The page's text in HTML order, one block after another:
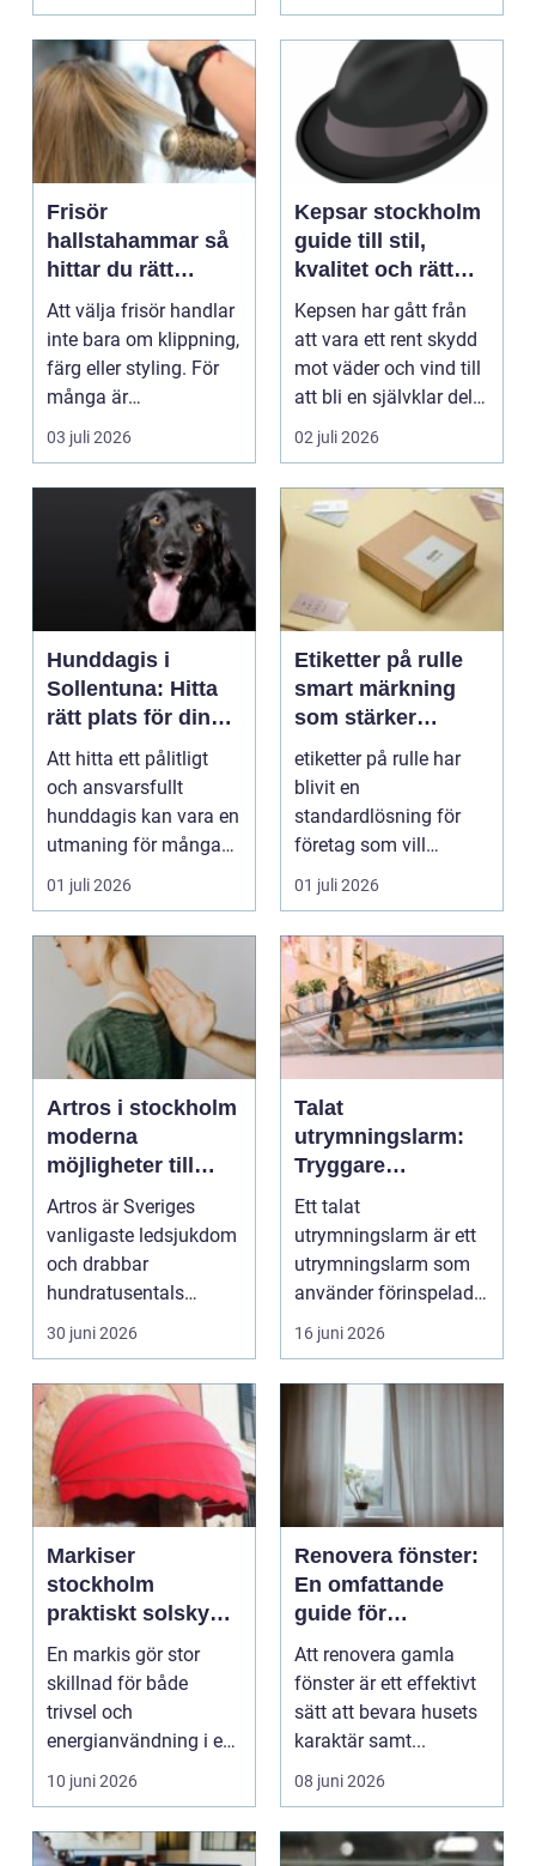
Frisör
hallstahammar så
hittar du rätt
salong för stil,
kvalitet och
omtanke
Att välja frisör handlar
inte bara om klippning,
färg eller styling. För
många är
frisörbesöket lika...
03 juli 2026
Kepsar stockholm
guide till stil,
kvalitet och rätt
passform
Kepsen har gått från
att vara ett rent skydd
mot väder och vind till
att bli en självklar del
av var...
02 juli 2026
Hunddagis i
Sollentuna: Hitta
rätt plats för din
hund
Att hitta ett pålitligt
och ansvarsfullt
hunddagis kan vara en
utmaning för många
h...
01 juli 2026
Etiketter på rulle
smart märkning
som stärker
varumärket
etiketter på rulle har
blivit en
standardlösning för
företag som vill
kombinera effektiv
produktion ...
01 juli 2026
Artros i stockholm
moderna
möjligheter till
mindre smärta och
mer rörelse
Artros är Sveriges
vanligaste ledsjukdom
och drabbar
hundratusentals
människor, många av
dem i Stock...
30 juni 2026
Talat
utrymningslarm:
Tryggare
utrymning med
tydliga
röstmeddelanden
Ett talat
utrymningslarm är ett
utrymningslarm som
använder förinspelade
eller direkt...
16 juni 2026
Markiser
stockholm
praktiskt solskydd
och smart
investering
En markis gör stor
skillnad för både
trivsel och
energianvändning i en
bostad eller på ett
kontor. G...
10 juni 2026
Renovera fönster:
En omfattande
guide för
bostadsägare
Att renovera gamla
fönster är ett effektivt
sätt att bevara husets
karaktär samt...
08 juni 2026